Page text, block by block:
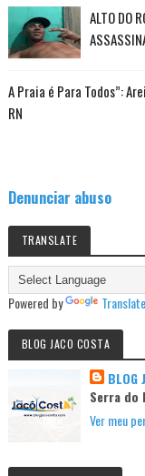
ALTO DO
A Praia é Para Todos”:
RN
Denunciar abuso
TRANSLATE
Powered by Translate
BLOG JACO COSTA
BLOG
Serra do
Ver meu